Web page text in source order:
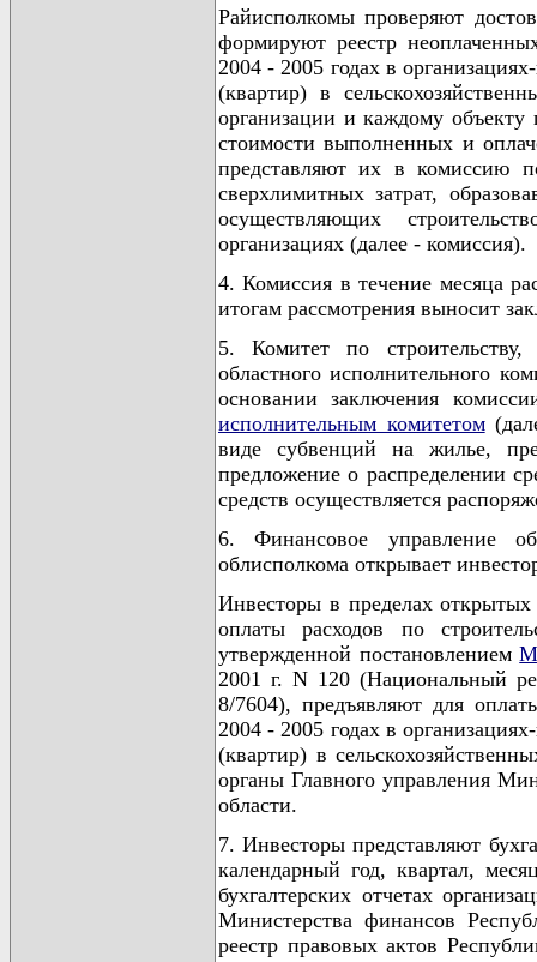
Райисполкомы проверяют
формируют реестр
2004 - 2005 годах в
(квартир) в
организации и каждому
стоимости выполненных и
представляют их в комиссию
сверхлимитных затрат,
осуществляющих
организациях (далее - комиссия).
4. Комиссия в течение месяца
итогам рассмотрения выносит
5. Комитет по
областного исполнительного
основании заключения
исполнительным комитетом
виде субвенций на жилье,
предложение о распределении
средств осуществляется
6. Финансовое управление
облисполкома открывает
Инвесторы в пределах
оплаты расходов по
утвержденной постановлением
2001 г. N 120 (Национальный
8/7604), предъявляют для
2004 - 2005 годах в
(квартир) в
органы Главного управления
области.
7. Инвесторы представляют
календарный год, квартал,
бухгалтерских отчетах
Министерства финансов
реестр правовых актов